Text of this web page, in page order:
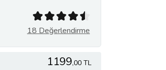
18 Değerlendirme
1199,00 TL